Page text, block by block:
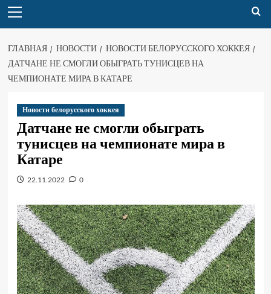
ГЛАВНАЯ НОВОСТИ
НОВОСТИ БЕЛОРУССКОГО ХОККЕЯ
ДАТЧАНЕ НЕ СМОГЛИ ОБЫГРАТЬ ТУНИСЦЕВ НА
ЧЕМПИОНАТЕ МИРА В КАТАРЕ
Новости белорусского хоккея
Датчане не смогли обыграть
тунисцев на чемпионате мира в
Катаре
22.11.2022 0